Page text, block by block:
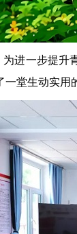
进一步提升
堂生动实用